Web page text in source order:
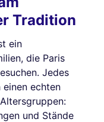
Tradition
ein
die Paris
Jedes
echten
und Stände